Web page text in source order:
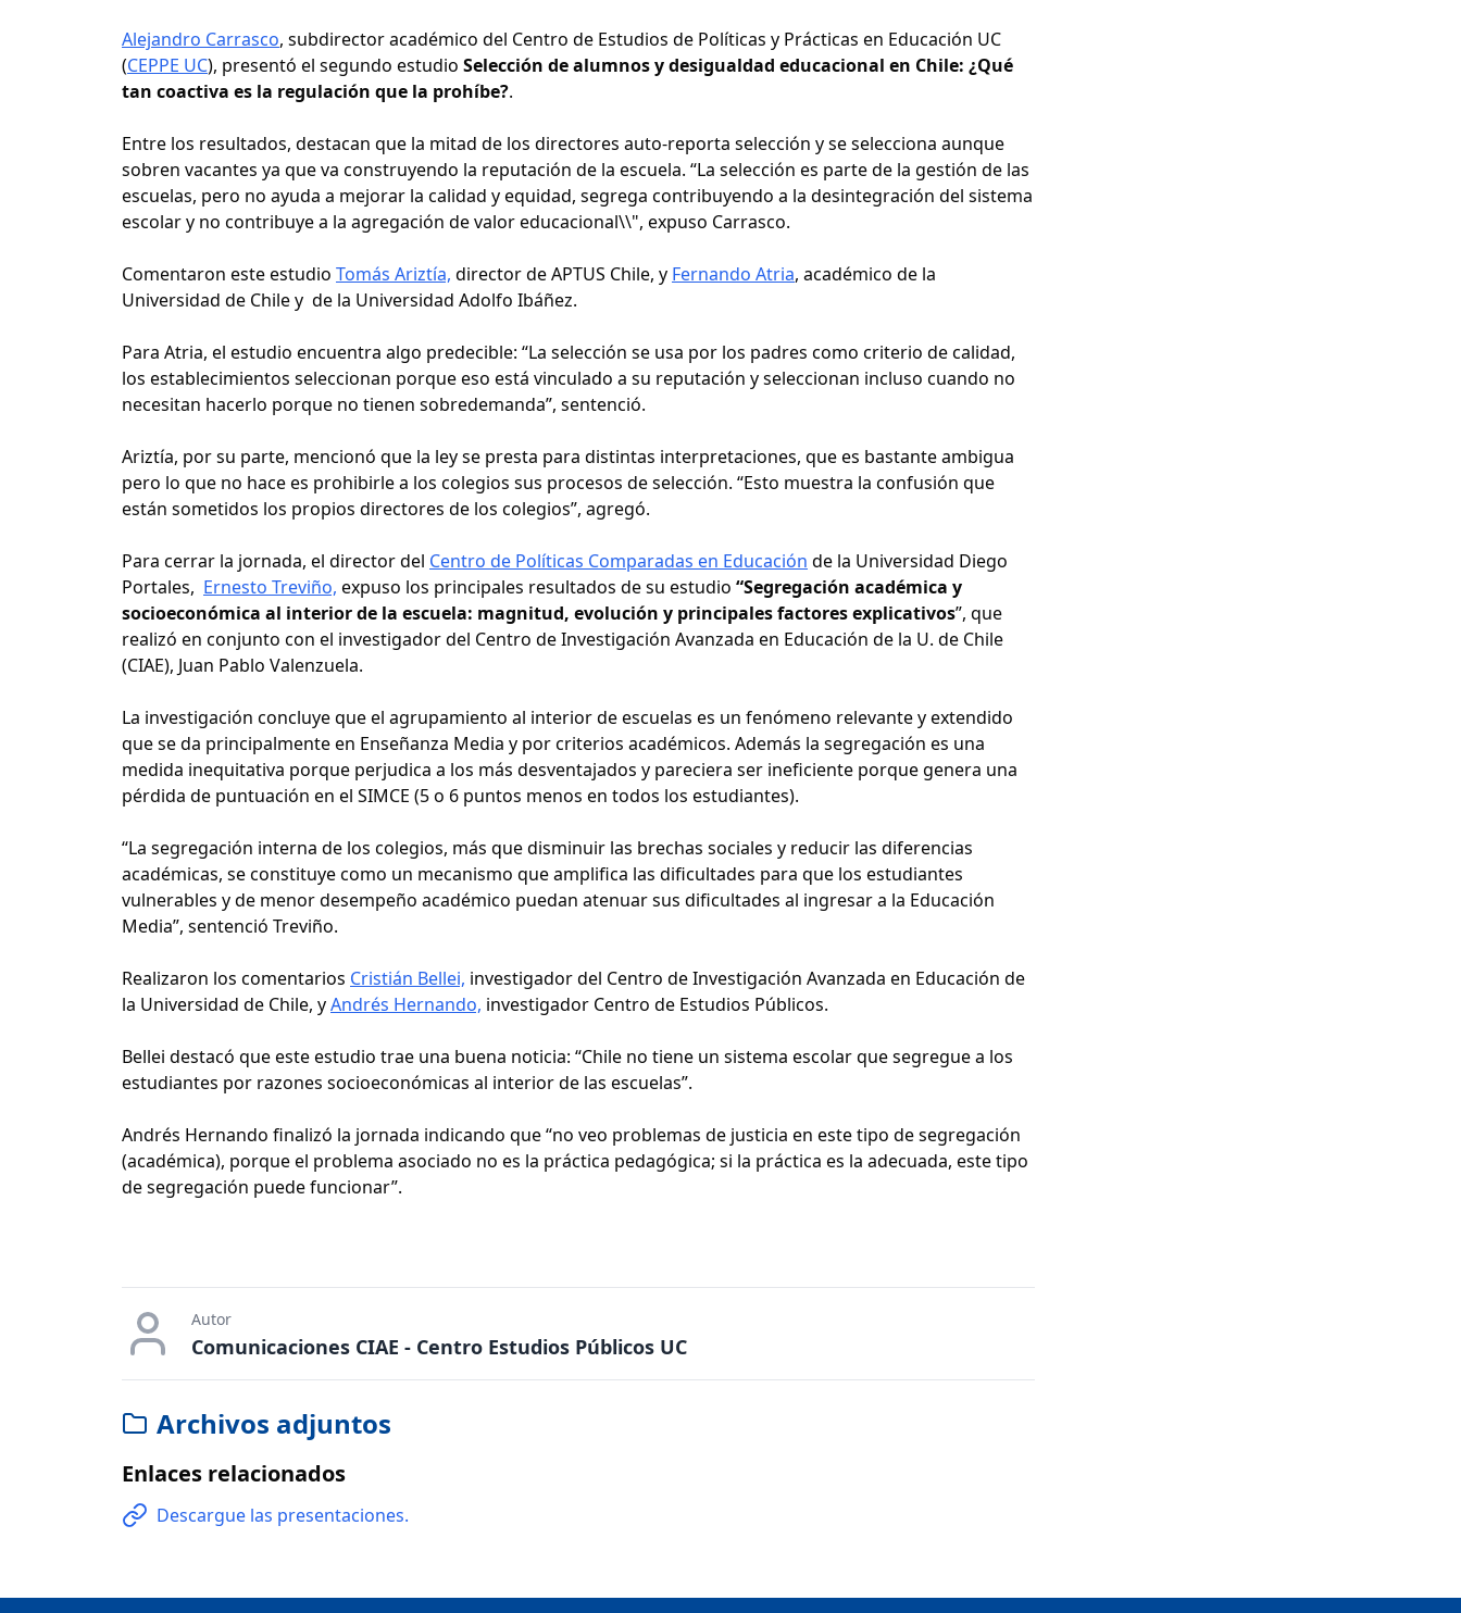
Alejandro Carrasco, subdirector académico del Centro de Estudios de Políticas y Prácticas en Educación UC
(CEPPE UC), presentó el segundo estudio Selección de alumnos y desigualdad educacional en Chile: ¿Qué
tan coactiva es la regulación que la prohíbe?.
Entre los resultados, destacan que la mitad de los directores auto-reporta selección y se selecciona aunque
sobren vacantes ya que va construyendo la reputación de la escuela. “La selección es parte de la gestión de las
escuelas, pero no ayuda a mejorar la calidad y equidad, segrega contribuyendo a la desintegración del sistema
escolar y no contribuye a la agregación de valor educacional\\", expuso Carrasco.
Comentaron este estudio Tomás Ariztía, director de APTUS Chile, y Fernando Atria, académico de la
Universidad de Chile y de la Universidad Adolfo Ibáñez.
Para Atria, el estudio encuentra algo predecible: “La selección se usa por los padres como criterio de calidad,
los establecimientos seleccionan porque eso está vinculado a su reputación y seleccionan incluso cuando no
necesitan hacerlo porque no tienen sobredemanda”, sentenció.
Ariztía, por su parte, mencionó que la ley se presta para distintas interpretaciones, que es bastante ambigua
pero lo que no hace es prohibirle a los colegios sus procesos de selección. “Esto muestra la confusión que
están sometidos los propios directores de los colegios”, agregó.
Para cerrar la jornada, el director del Centro de Políticas Comparadas en Educación de la Universidad Diego
Portales, Ernesto Treviño, expuso los principales resultados de su estudio “Segregación académica y
socioeconómica al interior de la escuela: magnitud, evolución y principales factores explicativos”, que
realizó en conjunto con el investigador del Centro de Investigación Avanzada en Educación de la U. de Chile
(CIAE), Juan Pablo Valenzuela.
La investigación concluye que el agrupamiento al interior de escuelas es un fenómeno relevante y extendido
que se da principalmente en Enseñanza Media y por criterios académicos. Además la segregación es una
medida inequitativa porque perjudica a los más desventajados y pareciera ser ineficiente porque genera una
pérdida de puntuación en el SIMCE (5 o 6 puntos menos en todos los estudiantes).
“La segregación interna de los colegios, más que disminuir las brechas sociales y reducir las diferencias
académicas, se constituye como un mecanismo que amplifica las dificultades para que los estudiantes
vulnerables y de menor desempeño académico puedan atenuar sus dificultades al ingresar a la Educación
Media”, sentenció Treviño.
Realizaron los comentarios Cristián Bellei, investigador del Centro de Investigación Avanzada en Educación de
la Universidad de Chile, yAndrés Hernando, investigador Centro de Estudios Públicos.
Bellei destacó que este estudio trae una buena noticia: “Chile no tiene un sistema escolar que segregue a los
estudiantes por razones socioeconómicas al interior de las escuelas”.
Andrés Hernando finalizó la jornada indicando que “no veo problemas de justicia en este tipo de segregación
(académica), porque el problema asociado no es la práctica pedagógica; si la práctica es la adecuada, este tipo
de segregación puede funcionar”.
Autor
Comunicaciones CIAE - Centro Estudios Públicos UC
Archivos adjuntos
Enlaces relacionados
Descargue las presentaciones.